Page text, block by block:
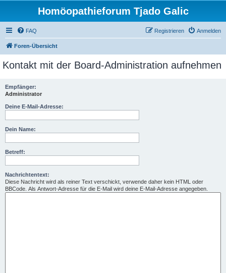
Homöopathieforum Tjado Galic
FAQ Anmelden
Registrieren
Foren-Übersicht
Kontakt mit der Board-Administration aufnehmen
Empfänger:
Administrator
Deine E-Mail-Adresse:
Dein Name:
Betreff:
Nachrichtentext:
Diese Nachricht wird als reiner Text verschickt, verwende daher kein HTML oder
BBCode. Als Antwort-Adresse für die E-Mail wird deine E-Mail-Adresse angegeben.